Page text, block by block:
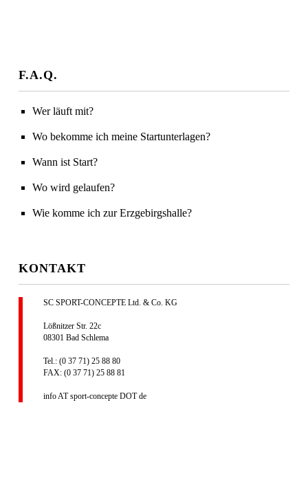
F.A.Q.
Wer läuft mit?
Wo bekomme ich meine Startunterlagen?
Wann ist Start?
Wo wird gelaufen?
Wie komme ich zur Erzgebirgshalle?
KONTAKT
SC SPORT-CONCEPTE Ltd. & Co. KG
Lößnitzer Str. 22c
08301 Bad Schlema
Tel.: (0 37 71) 25 88 80
FAX: (0 37 71) 25 88 81
info AT sport-concepte DOT de